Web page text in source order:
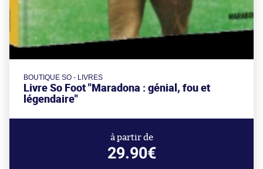
BOUTIQUE SO - LIVRES
Livre So Foot "Maradona : génial, fou et
légendaire"
à partir de
29.90€